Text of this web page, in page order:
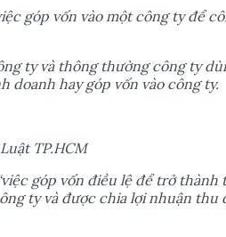
ệc góp vốn vào một công ty để
ty và thông thường công ty
doanh hay góp vốn vào công ty.
ật TP.HCM
ệc góp vốn điều lệđểtrởthành
ty và được chia lợi nhuận thu